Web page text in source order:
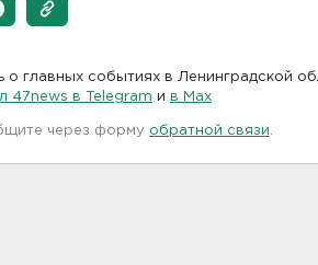
о главных событиях в Ленинградской
47news в Telegram и в Maх
через форму обратной связи